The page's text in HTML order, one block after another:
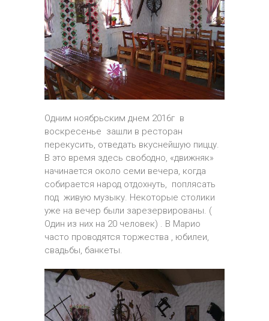
Одним ноябрьским днем 2016г в
воскресенье зашли в ресторан
перекусить, отведать вкуснейшую пиццу.
В это время здесь свободно, «движняк»
начинается около семи вечера, когда
собирается народ отдохнуть, поплясать
под живую музыку. Некоторые столики
уже на вечер были зарезервированы. (
Один из них на 20 человек) . В Марио
часто проводятся торжества , юбилеи,
свадьбы, банкеты.